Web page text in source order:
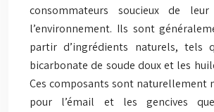
consommateurs soucieux de
l’environnement. Ils sont
partir d’ingrédients naturels, tels
bicarbonate de soude doux et les
Ces composants sont naturellement
pour l’émail et les gencives